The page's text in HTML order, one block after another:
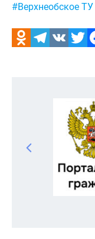
#Верхнеобское ТУ